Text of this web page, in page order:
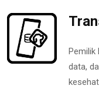
Pemilik
data,